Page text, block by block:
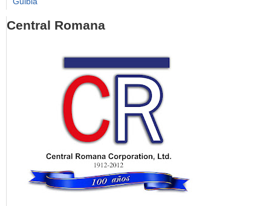
Central Romana